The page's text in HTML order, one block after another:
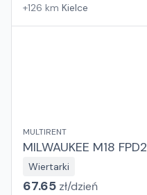
+126 km Kielce
MULTIRENT
MILWAUKEE M18 FPD2
Wiertarki
67.65 zł/dzień